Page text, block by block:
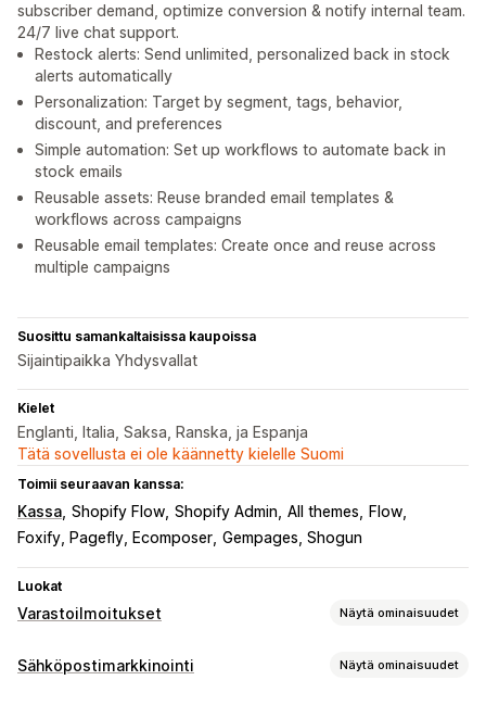
subscriber demand, optimize conversion & notify internal team.
24/7 live chat support.
Restock alerts: Send unlimited, personalized back in stock
alerts automatically
Personalization: Target by segment, tags, behavior,
discount, and preferences
Simple automation: Set up workflows to automate back in
stock emails
Reusable assets: Reuse branded email templates &
workflows across campaigns
Reusable email templates: Create once and reuse across
multiple campaigns
Suosittu samankaltaisissa kaupoissa
Sijaintipaikka Yhdysvallat
Kielet
Englanti, Italia, Saksa, Ranska, ja Espanja
Tätä sovellusta ei ole käännetty kielelle Suomi
Toimii seuraavan kanssa:
Kassa Shopify Flow Shopify Admin All themes
Flow
Foxify, Pagefly, Ecomposer Gempages, Shogun
Luokat
Varastoilmoitukset Näytä ominaisuudet
Ilmoitukset
Sähköpostimarkkinointi Näytä ominaisuudet